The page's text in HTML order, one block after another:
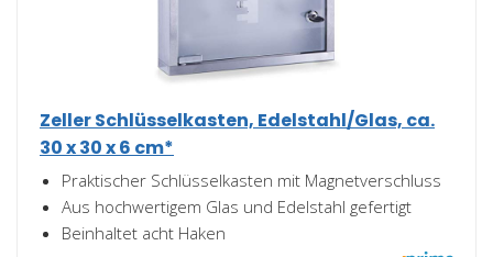
Zeller Schlüsselkasten, Edelstahl/Glas, ca.
30 x 30 x 6 cm*
Praktischer Schlüsselkasten mit Magnetverschluss
Aus hochwertigem Glas und Edelstahl gefertigt
Beinhaltet acht Haken